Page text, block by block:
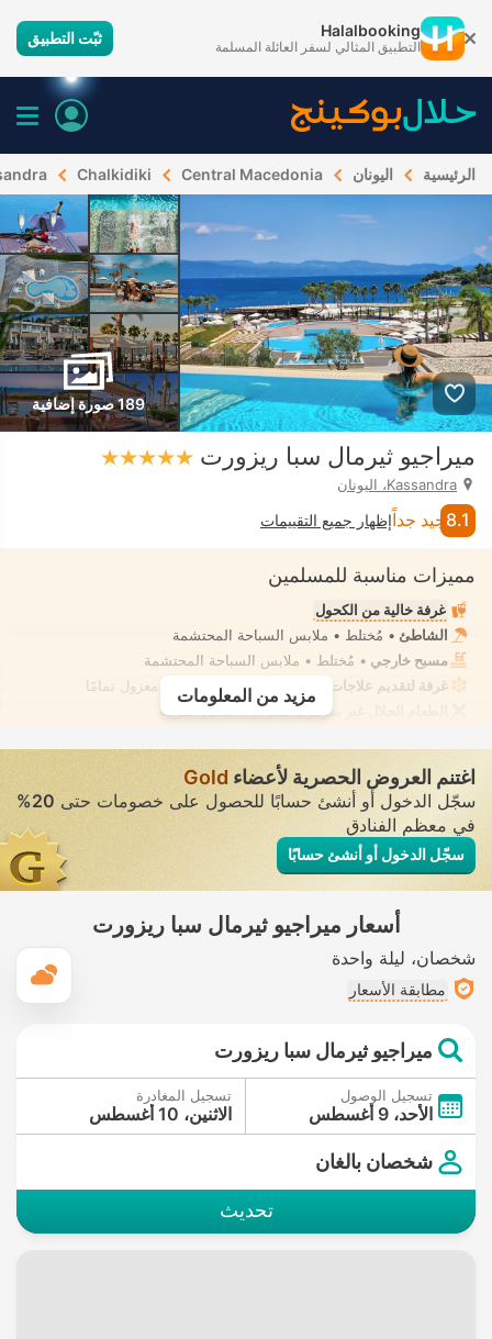
Halalbooking
التطبيق المثالي لسفر العائلة المسلمة ثبّت التطبيق
الرئيسية اليونان Central Macedonia
Chalkidiki
189 صورة إضافية
ميراجيو ثيرمال سبا ريزورت
Kassandra، اليونان
8.1 جيد جداًإظهار جميع التقييمات
مميزات مناسبة للمسلمين
غرفة خالية من الكحول
الشاطئ • مُختلط • ملابس السباحة المحتشمة
مسبح خارجي • مُختلط • ملابس السباحة المحتشمة
غرفة لتقديم علاجات السبا، تدليك • تأجير خاص • معزول تمامًا
الطعام الحلال غير متوفر بالعقار أو بالأماكن القريبة
مزيد من المعلومات
اغتنم العروض الحصرية لأعضاء Gold
سجّل الدخول أو أنشئ حسابًا للحصول على خصومات حتى20%
في معظم الفنادق
سجّل الدخول أو أنشئ حسابًا
أسعار ميراجيو ثيرمال سبا ريزورت
شخصان ليلة واحدة
مطابقة الأسعار
ميراجيو ثيرمال سبا ريزورت
تسجيل الوصول
الأحد، 9 أغسطس
تسجيل المغادرة
الاثنين، 10 أغسطس
شخصان بالغان
تحديث